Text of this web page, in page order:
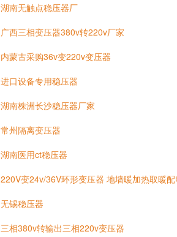
湖南无触点稳压器厂
广西三相变压器380v转220v厂家
内蒙古采购36v变220v变压器
进口设备专用稳压器
湖南株洲长沙稳压器厂家
常州隔离变压器
湖南医用ct稳压器
220V变24v/36V环形变压器 地墙暖加热取暖
无锡稳压器
三相380v转输出三相220v变压器